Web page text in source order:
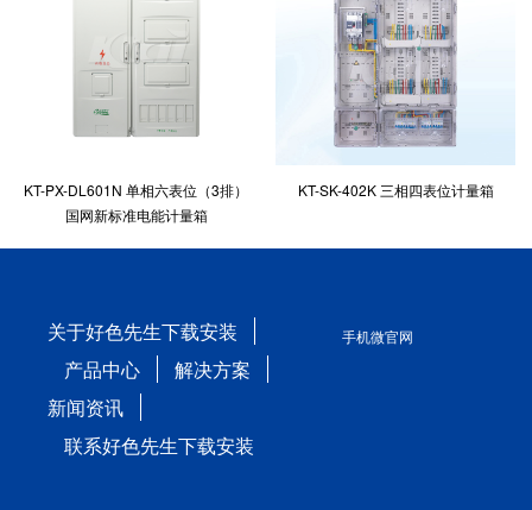
KT-PX-DL601N 单相六表位（3排）
国网新标准电能计量箱
KT-SK-402K 三相四表位计量箱
关于好色先生下载安装
产品中心
解决方案
新闻资讯
联系好色先生下载安装
手机微官网